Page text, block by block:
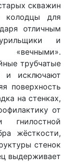
скважин
колодцы для
отличным
и
трубчатые
и исключают
поверхность
на стенках,
от
гнилостной
жёсткости,
стенок
выдерживает